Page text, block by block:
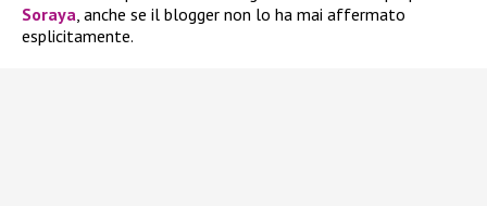
Soraya, anche se il blogger non lo ha mai affermato
esplicitamente.